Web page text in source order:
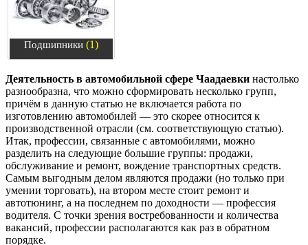
Подшипники (1)
Деятельность в автомобильной сфере Чаадаевки настолько
разнообразна, что можно сформировать несколько групп,
причём в данную статью не включается работа по
изготовлению автомобилей — это скорее относится к
производственной отрасли (см. соответствующую статью).
Итак, профессии, связанные с автомобилями, можно
разделить на следующие большие группы: продажи,
обслуживание и ремонт, вождение транспортных средств.
Самым выгодным делом являются продажи (но только при
умении торговать), на втором месте стоит ремонт и
автотюнинг, а на последнем по доходности — профессия
водителя. С точки зрения востребованности и количества
вакансий, профессии располагаются как раз в обратном
порядке.